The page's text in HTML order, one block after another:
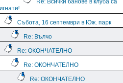
Re: Всички банове в клуба са
Събота, 16 септември в Юж. парк
Re: Вълчо
Re: ОКОНЧАТЕЛНО
Re: ОКОНЧАТЕЛНО
Re: ОКОНЧАТЕЛНО